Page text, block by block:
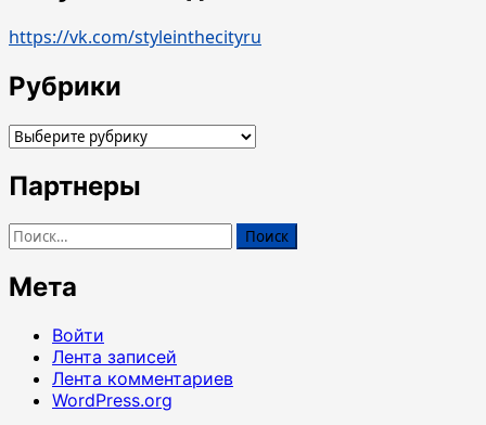
https://vk.com/styleinthecityru
Рубрики
Рубрики
Партнеры
Найти:
Мета
Войти
Лента записей
Лента комментариев
WordPress.org